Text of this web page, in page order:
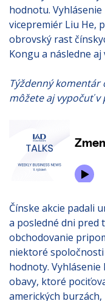
hodnotu.
vicepremiér Liu He,
obrovský rast
Kongu a následne aj
Týždenný
môžete aj vypočuť v
Čínske akcie padali
a posledné dni pred
obchodovanie
niektoré
hodnoty.
obavy, ktoré
amerických burzách,